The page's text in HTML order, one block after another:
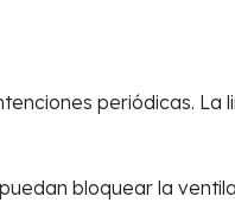
periódicas. La
bloquear la